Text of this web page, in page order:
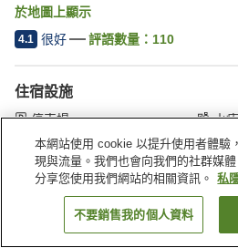
於地圖上顯示
4.1 很好 評語數量： 110
住宿設施
停車場
水
餐廳
自
主頁 日本 福岡縣 福岡 福岡
找客房
本網站使用 cookie 以提升使用者體驗
現與流量。我們也會向我們的社群媒
分享您使用我們網站的相關資訊。
私
不要銷售我的個人資料